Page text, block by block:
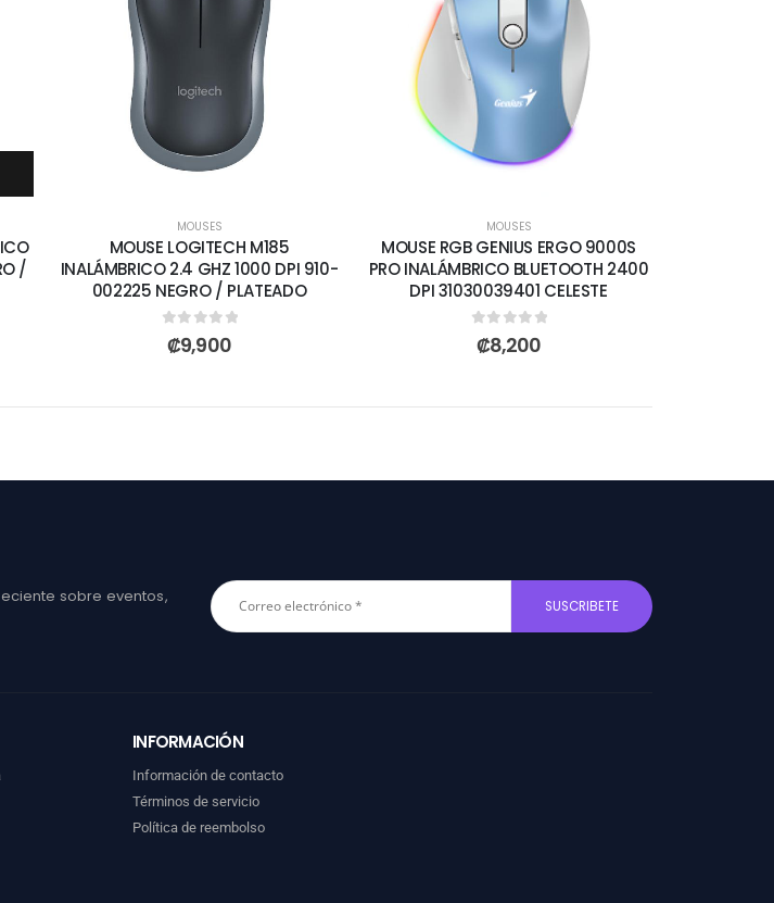
/
MOUSES
MOUSE LOGITECH M185
INALÁMBRICO 2.4 GHZ 1000 DPI 910-
002225 NEGRO / PLATEADO
0out of 5
₡9,900
MOUSES
MOUSE RGB GENIUS ERGO 9000S
PRO INALÁMBRICO BLUETOOTH 2400
DPI 31030039401 CELESTE
0out of 5
₡8,200
sobre eventos,
INFORMACIÓN
Información de contacto
Términos de servicio
Política de reembolso